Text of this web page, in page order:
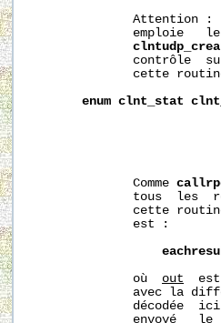
Attention :
emploie
contrôle
cette
enum clnt_stat
              Comme
tous  les
cette
              est :
              où
out
avec la
décodée
envoyé